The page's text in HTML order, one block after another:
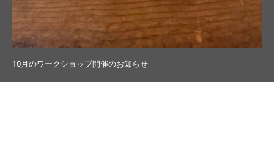
10月のワークショップ開催のお知らせ